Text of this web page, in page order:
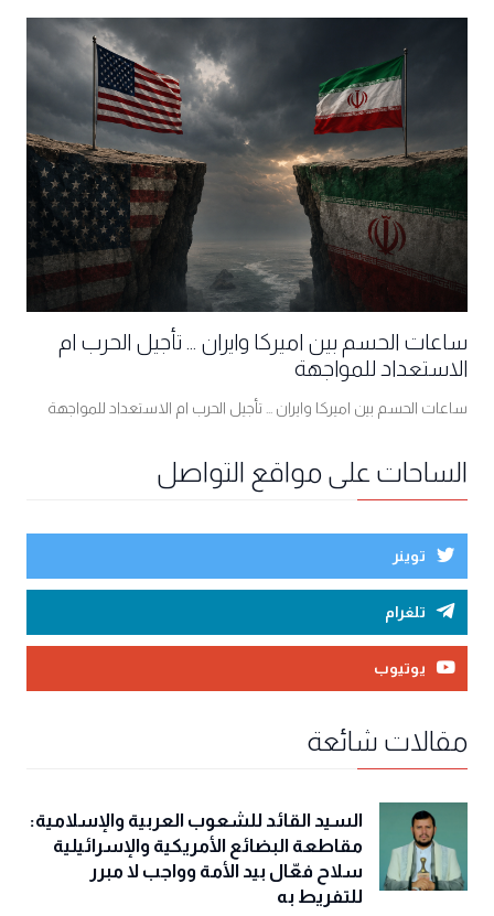
ساعات الحسم بين اميركا وايران ... تأجيل الحرب ام
الاستعداد للمواجهة
ساعات الحسم بين اميركا وايران ... تأجيل الحرب ام الاستعداد للمواجهة
الساحات على مواقع التواصل
توينر
تلغرام
يوتيوب
مقالات شائعة
السيد القائد للشعوب العربية والإسلامية:
مقاطعة البضائع الأمريكية والإسرائيلية
سلاح فعّال بيد الأمة وواجب لا مبرر
للتفريط به